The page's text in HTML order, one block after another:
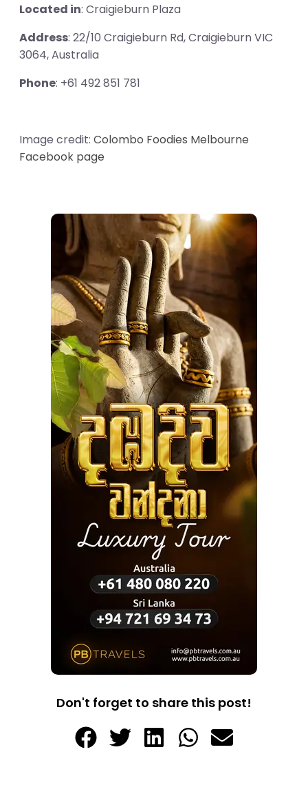
Located in: Craigieburn Plaza
Address: 22/10 Craigieburn Rd, Craigieburn VIC
3064, Australia
Phone: +61 492 851 781
Image credit: Colombo Foodies Melbourne
Facebook page
Don't forget to share this post!